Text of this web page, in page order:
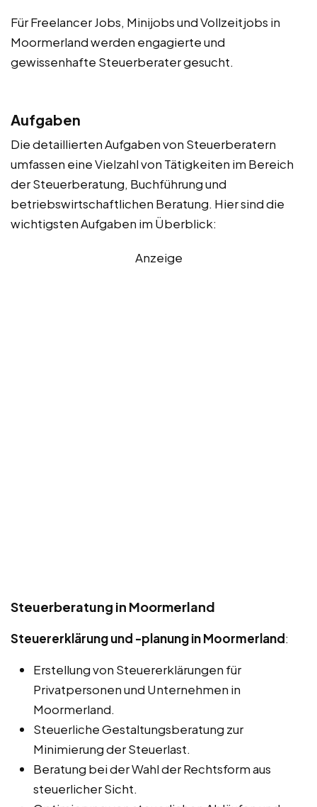
Für Freelancer Jobs, Minijobs und Vollzeitjobs in
Moormerland werden engagierte und
gewissenhafte Steuerberater gesucht.
Aufgaben
Die detaillierten Aufgaben von Steuerberatern
umfassen eine Vielzahl von Tätigkeiten im Bereich
der Steuerberatung, Buchführung und
betriebswirtschaftlichen Beratung. Hier sind die
wichtigsten Aufgaben im Überblick:
Anzeige
Steuerberatung in Moormerland
Steuererklärung und -planung in Moormerland:
Erstellung von Steuererklärungen für
Privatpersonen und Unternehmen in
Moormerland.
Steuerliche Gestaltungsberatung zur
Minimierung der Steuerlast.
Beratung bei der Wahl der Rechtsform aus
steuerlicher Sicht.